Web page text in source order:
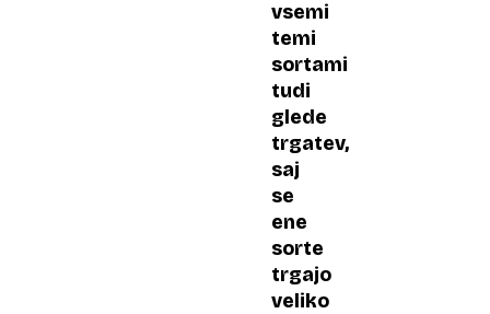
vsemi
temi
sortami
tudi
glede
trgatev,
saj
se
ene
sorte
trgajo
veliko